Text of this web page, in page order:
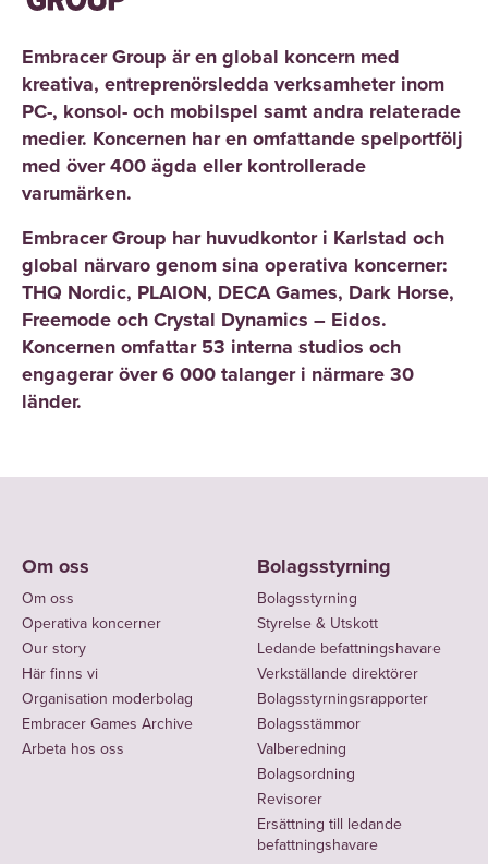
Embracer Group är en global koncern med
kreativa, entreprenörsledda verksamheter inom
PC-, konsol- och mobilspel samt andra relaterade
medier. Koncernen har en omfattande spelportfölj
med över 400 ägda eller kontrollerade
varumärken.
Embracer Group har huvudkontor i Karlstad och
global närvaro genom sina operativa koncerner:
THQ Nordic, PLAION, DECA Games, Dark Horse,
Freemode och Crystal Dynamics – Eidos.
Koncernen omfattar 53 interna studios och
engagerar över 6 000 talanger i närmare 30
länder.
Om oss
Om oss
Operativa koncerner
Our story
Här finns vi
Organisation moderbolag
Embracer Games Archive
Arbeta hos oss
Bolagsstyrning
Bolagsstyrning
Styrelse & Utskott
Ledande befattningshavare
Verkställande direktörer
Bolagsstyrningsrapporter
Bolagsstämmor
Valberedning
Bolagsordning
Revisorer
Ersättning till ledande
befattningshavare